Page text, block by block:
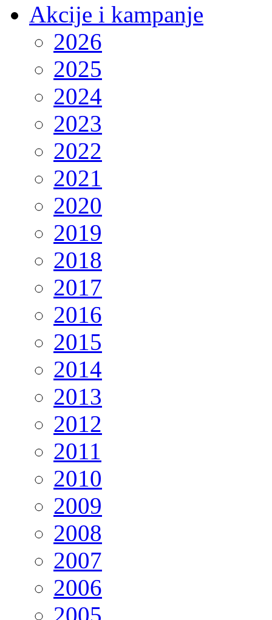
Akcije i kampanje
2026
2025
2024
2023
2022
2021
2020
2019
2018
2017
2016
2015
2014
2013
2012
2011
2010
2009
2008
2007
2006
2005